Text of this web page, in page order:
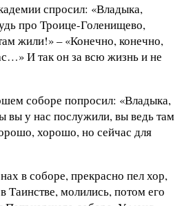
спросил: «Владыка,
про Троице-Голенищево,
жили!» – «Конечно, конечно,
И так он за всю жизнь и не
соборе попросил: «Владыка,
вы у нас послужили, вы ведь там
хорошо, но сейчас для
в соборе, прекрасно пел хор,
Таинстве, молились, потом его